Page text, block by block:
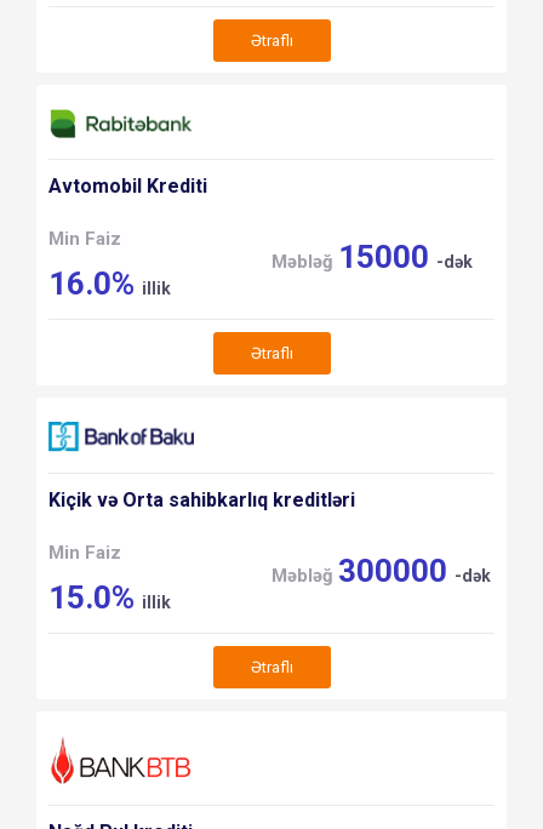
Ətraflı
Avtomobil Krediti
Min Faiz
16.0% illik
Məbləğ 15000 -dək
Ətraflı
Kiçik və Orta sahibkarlıq kreditləri
Min Faiz
15.0% illik
Məbləğ 300000 -dək
Ətraflı